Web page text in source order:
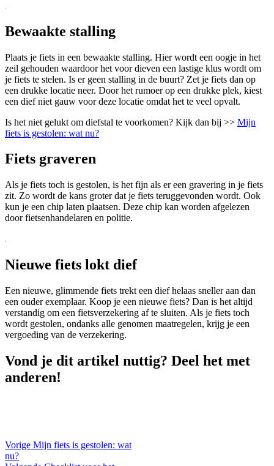
Bewaakte stalling
Plaats je fiets in een bewaakte stalling. Hier wordt een oogje in het
zeil gehouden waardoor het voor dieven een lastige klus wordt om
je fiets te stelen. Is er geen stalling in de buurt? Zet je fiets dan op
een drukke locatie neer. Door het rumoer op een drukke plek, kiest
een dief niet gauw voor deze locatie omdat het te veel opvalt.
Is het niet gelukt om diefstal te voorkomen? Kijk dan bij >> Mijn
fiets is gestolen: wat nu?
Fiets graveren
Als je fiets toch is gestolen, is het fijn als er een gravering in je fiets
zit. Zo wordt de kans groter dat je fiets teruggevonden wordt. Ook
kun je een chip laten plaatsen. Deze chip kan worden afgelezen
door fietsenhandelaren en politie.
Nieuwe fiets lokt dief
Een nieuwe, glimmende fiets trekt een dief helaas sneller aan dan
een ouder exemplaar. Koop je een nieuwe fiets? Dan is het altijd
verstandig om een fietsverzekering af te sluiten. Als je fiets toch
wordt gestolen, ondanks alle genomen maatregelen, krijg je een
vergoeding van de verzekering.
Vond je dit artikel nuttig? Deel het met
anderen!
Vorige Mijn fiets is gestolen: wat
nu?